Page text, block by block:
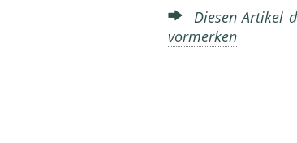
Diesen Artikel
vormerken